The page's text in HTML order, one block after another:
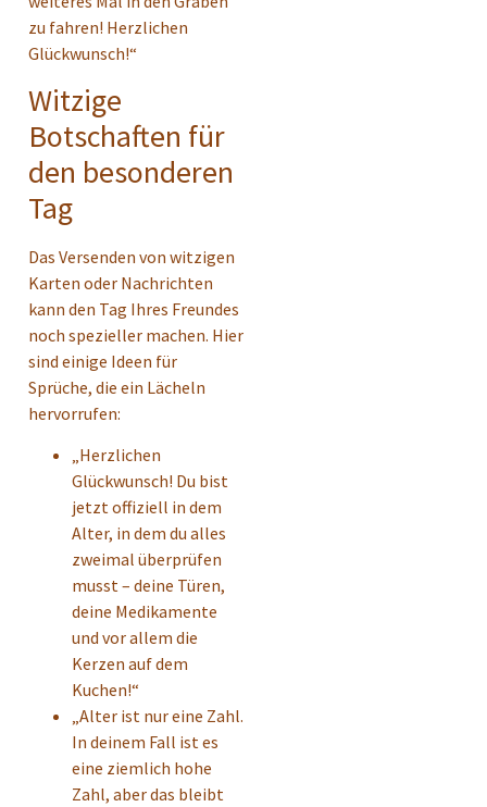
zu fahren! Herzlichen
Glückwunsch!“
Witzige
Botschaften für
den besonderen
Tag
Das Versenden von witzigen
Karten oder Nachrichten
kann den Tag Ihres Freundes
noch spezieller machen. Hier
sind einige Ideen für
Sprüche, die ein Lächeln
hervorrufen:
„Herzlichen
Glückwunsch! Du bist
jetzt offiziell in dem
Alter, in dem du alles
zweimal überprüfen
musst – deine Türen,
deine Medikamente
und vor allem die
Kerzen auf dem
Kuchen!“
„Alter ist nur eine Zahl.
In deinem Fall ist es
eine ziemlich hohe
Zahl, aber das bleibt